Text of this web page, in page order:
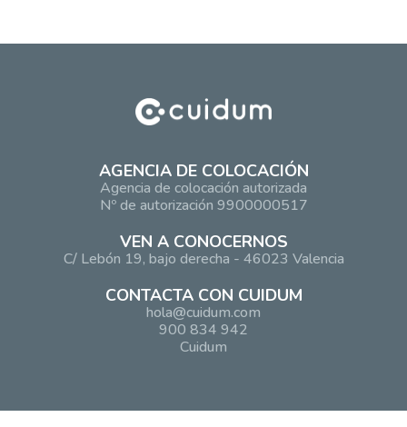
AGENCIA DE COLOCACIÓN
Agencia de colocación autorizada
Nº de autorización 9900000517
VEN A CONOCERNOS
C/ Lebón 19, bajo derecha - 46023 Valencia
CONTACTA CON CUIDUM
hola@cuidum.com
900 834 942
Cuidum